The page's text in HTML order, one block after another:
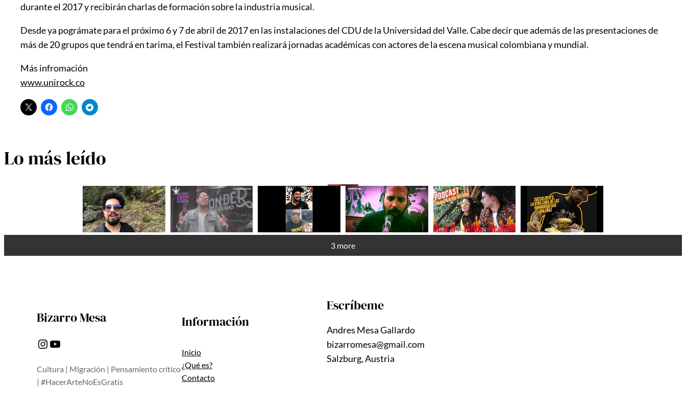
durante el 2017 y recibirán charlas de formación sobre la industria musical.
Desde ya pográmate para el próximo 6 y 7 de abril de 2017 en las instalaciones del CDU de la Universidad del Valle. Cabe decir que además de las presentaciones de
más de 20 grupos que tendrá en tarima, el Festival también realizará jornadas académicas con actores de la escena musical colombiana y mundial.
Más infromación
www.unirock.co
Lo más leído
3 more
Bizarro Mesa
Instagram YouTube
Cultura | Migración | Pensamiento crítico
| #HacerArteNoEsGratis
Información
Inicio
¿Qué es?
Contacto
Escríbeme
Andres Mesa Gallardo
bizarromesa@gmail.com
Salzburg, Austria